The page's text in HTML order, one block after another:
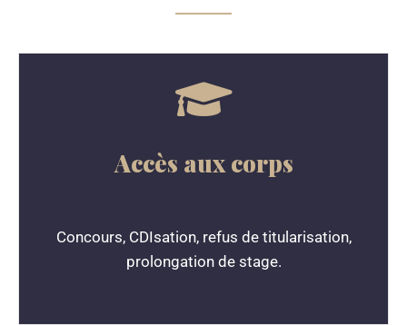
Accès aux corps
Concours, CDIsation, refus de titularisation,
prolongation de stage.